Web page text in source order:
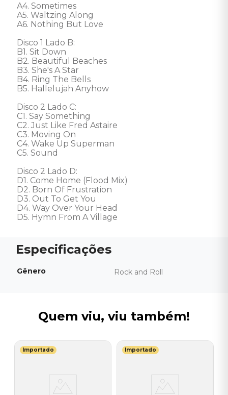
A4. Sometimes
A5. Waltzing Along
A6. Nothing But Love
Disco 1 Lado B:
B1. Sit Down
B2. Beautiful Beaches
B3. She's A Star
B4. Ring The Bells
B5. Hallelujah Anyhow
Disco 2 Lado C:
C1. Say Something
C2. Just Like Fred Astaire
C3. Moving On
C4. Wake Up Superman
C5. Sound
Disco 2 Lado D:
D1. Come Home (Flood Mix)
D2. Born Of Frustration
D3. Out To Get You
D4. Way Over Your Head
D5. Hymn From A Village
Gênero Rock and Roll
Quem viu, viu também!
Importado Importado